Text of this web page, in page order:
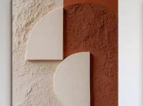
✓Поверхня з текстурою полотна
✓Екологічний матеріал